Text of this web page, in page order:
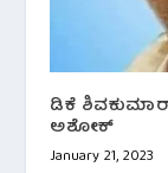
ಡಿಕೆ
ಅಶೋಕ್
January 21, 2023